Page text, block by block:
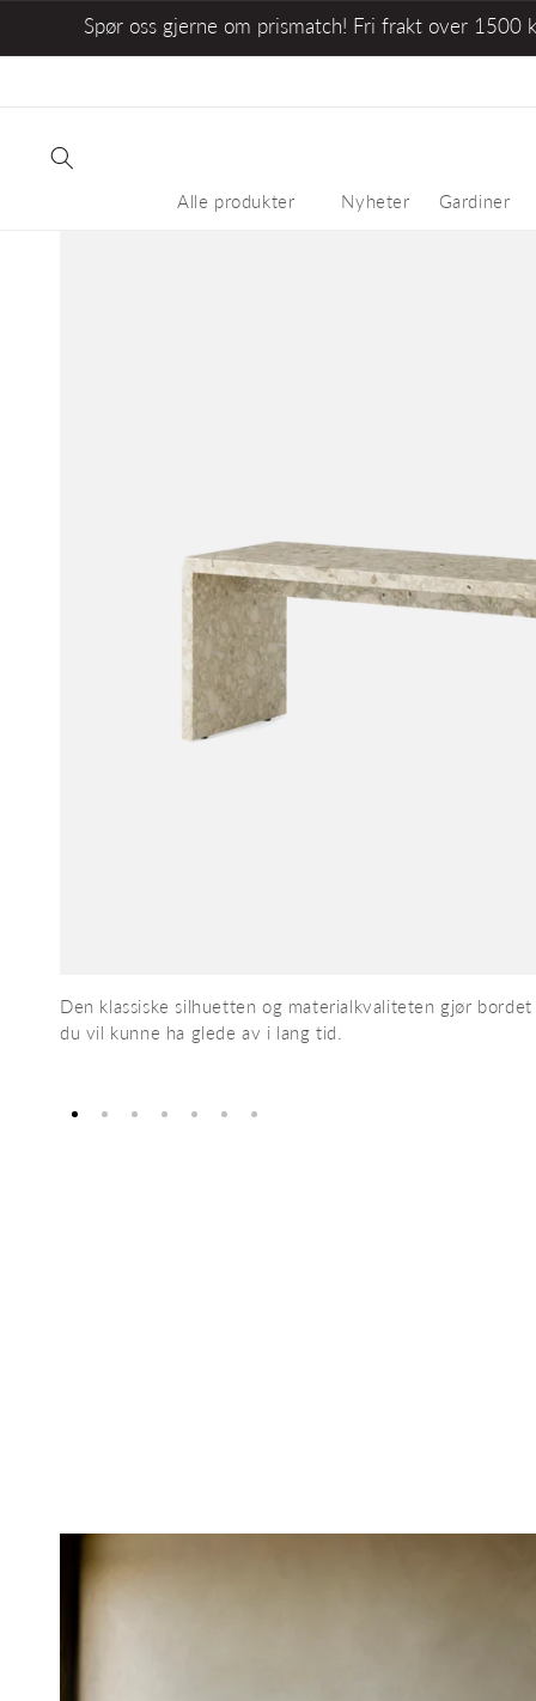
Spør oss gjerne om prismatch! Fri frakt over 1500
Alle produkter Nyheter Gardiner
Den klassiske silhuetten og materialkvaliteten gjør
du vil kunne ha glede av i lang tid.